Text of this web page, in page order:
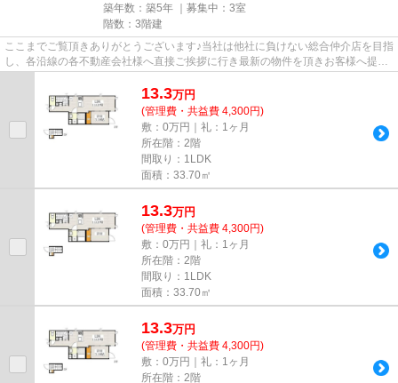
築年数：築5年 ｜募集中： 3室
階数：3階建
ここまでご覧頂きありがとうございます♪当社は他社に負けない総合仲介店を目指
し、各沿線の各不動産会社様へ直接ご挨拶に行き最新の物件を頂きお客様へ提供
13.3万円
(管理費・共益費 4,300円)
敷：0万円｜礼：1ヶ月
所在階：2階
間取り：1LDK
面積：33.70㎡
13.3万円
(管理費・共益費 4,300円)
敷：0万円｜礼：1ヶ月
所在階：2階
間取り：1LDK
面積：33.70㎡
13.3万円
(管理費・共益費 4,300円)
敷：0万円｜礼：1ヶ月
所在階：2階